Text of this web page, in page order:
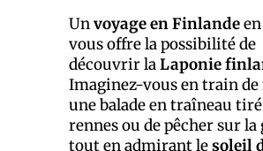
Unvoyage en Finlande
vous offre la possibilité de
découvrir laLaponie
Imaginez-vous en train de
une balade en traîneau
rennes ou de pêcher sur la
tout en admirant lesoleil